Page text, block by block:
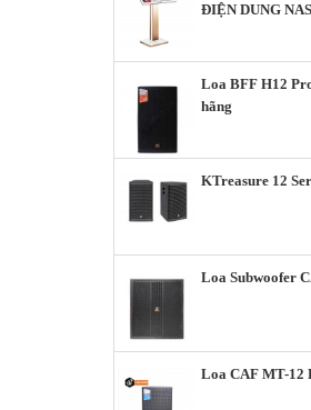
ĐIỆN DUNG NAS
Loa BFF H12
hãng
KTreasure 12
Loa Subwoofer
Loa CAF MT-12